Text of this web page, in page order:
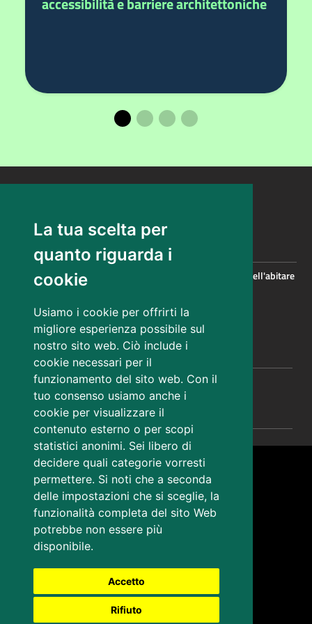
La tua scelta per
quanto riguarda i
cookie
Usiamo i cookie per offrirti la
migliore esperienza possibile sul
nostro sito web. Ciò include i
cookie necessari per il
funzionamento del sito web. Con il
tuo consenso usiamo anche i
cookie per visualizzare il
contenuto esterno o per scopi
statistici anonimi. Sei libero di
decidere quali categorie vorresti
permettere. Si noti che a seconda
delle impostazioni che si sceglie, la
funzionalità completa del sito Web
potrebbe non essere più
disponibile.
Accetto
Rifiuto
CONTATTI
Servizio politiche per la rigenerazione urbana, la qualita' dell'abitare
e le infrastrutture per l'istruzione
TRIESTE - Via Carducci, 6
territorio@certregione.fvg.it
CONTATTI
AMMINISTRAZIONE TRASPARENTE
Sezione Link Utili
Note legali
Privacy
Cookies
Mappa del sito
Accessibilità
cambio preferenze cookie